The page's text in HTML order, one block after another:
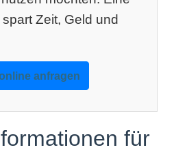
Zeit, Geld und
anfragen
für